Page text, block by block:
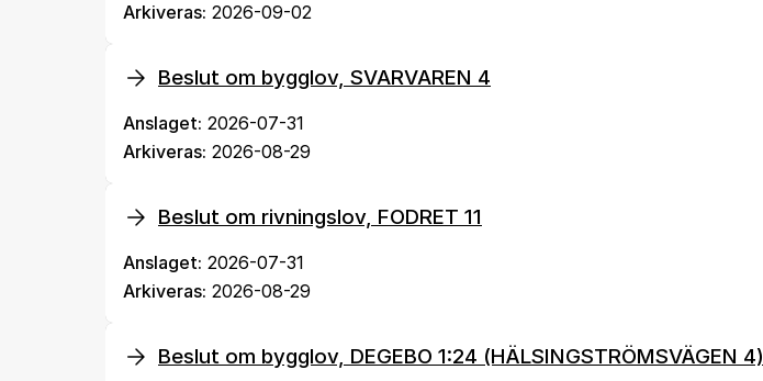
Arkiveras: 2026-09-02
Beslut om bygglov, SVARVAREN 4
Anslaget: 2026-07-31
Arkiveras: 2026-08-29
Beslut om rivningslov, FODRET 11
Anslaget: 2026-07-31
Arkiveras: 2026-08-29
Beslut om bygglov, DEGEBO 1:24 (HÄLSINGSTRÖMSVÄGEN 4)